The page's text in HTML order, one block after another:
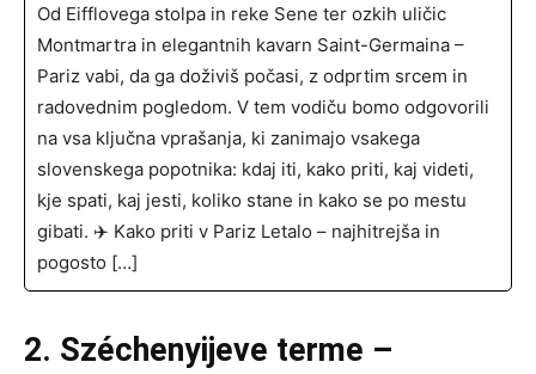
Od Eifflovega stolpa in reke Sene ter ozkih uličic
Montmartra in elegantnih kavarn Saint-Germaina –
Pariz vabi, da ga doživiš počasi, z odprtim srcem in
radovednim pogledom. V tem vodiču bomo odgovorili
na vsa ključna vprašanja, ki zanimajo vsakega
slovenskega popotnika: kdaj iti, kako priti, kaj videti,
kje spati, kaj jesti, koliko stane in kako se po mestu
gibati. ✈️ Kako priti v Pariz Letalo – najhitrejša in
pogosto […]
2. Széchenyijeve terme –